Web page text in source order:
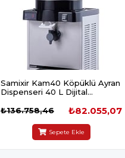
Samixir Kam40 Köpüklü Ayran
Dispenseri 40 L Dijital
₺82.055,07
₺136.758,46
Sepete Ekle